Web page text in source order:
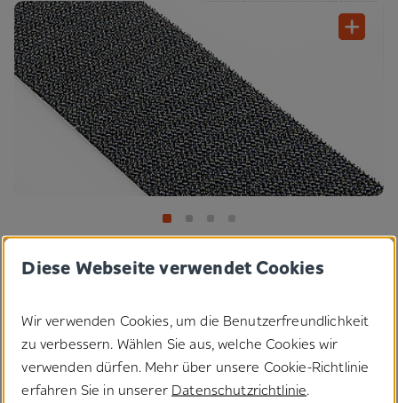
Pilzverschluss mit extremer Festigkeit setzen Branchen wie
Maschinenbau, Automobil- oder Bauindustrie – für sichere,
langlebige Konstruktionslösungen.
Diese Webseite verwendet Cookies
Wir verwenden Cookies, um die Benutzerfreundlichkeit
zu verbessern. Wählen Sie aus, welche Cookies wir
verwenden dürfen. Mehr über unsere Cookie-Richtlinie
erfahren Sie in unserer Datenschutzrichtlinie.